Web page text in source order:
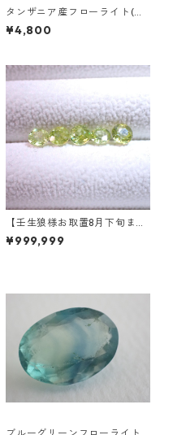
タンザニア産フローライト(蛍
光) ペアシェイプカットルース
5.46ct 13.8mm*10.8mm*7.0
¥4,800
【壬生狼様お取置8月下旬ま
で】マダガスカル産スフェー
ン ラウンドカットルース 0.45
¥999,999